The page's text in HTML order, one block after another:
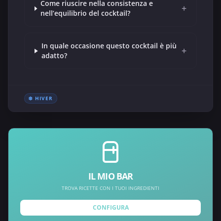
Come riuscire nella consistenza e
nell’equilibrio del cocktail?
+
In quale occasione questo cocktail è più
adatto?
+
❄️ HIVER
IL MIO BAR
TROVA RICETTE CON I TUOI INGREDIENTI
CONFIGURA